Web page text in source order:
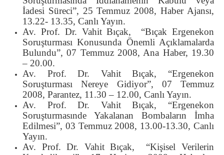
İadesi Süreci”, 25 Temmuz 2008, Haber Ajansı,
13.22- 13.35, Canlı Yayın.
Av. Prof. Dr. Vahit Bıçak, “Bıçak Ergenekon
Soruşturması Konusunda Önemli Açıklamalarda
Bulundu”, 07 Temmuz 2008, Ana Haber, 19.30
– 20.00.
Av. Prof. Dr. Vahit Bıçak, “Ergenekon
Soruşturması Nereye Gidiyor”, 07 Temmuz
2008, Parantez, 11.30 – 12.00, Canlı Yayın.
Av. Prof. Dr. Vahit Bıçak, “Ergenekon
Soruşturmasınde Yakalanan Bombaların İmha
Edilmesi”, 03 Temmuz 2008, 13.00-13.30, Canlı
Yayın.
Av. Prof. Dr. Vahit Bıçak, “Kişisel Verilerin